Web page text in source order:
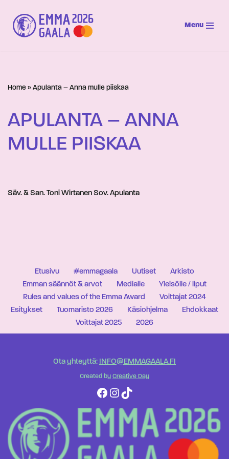
Siirry
suoraan
Menu
Home » Apulanta – Anna mulle piiskaa
APULANTA – ANNA
MULLE PIISKAA
Säv. & San. Toni Wirtanen Sov. Apulanta
Etusivu #emmagaala Uutiset
Arkisto
Emman säännöt & arvot
Medialle
Yleisölle / liput
Rules and values of the Emma Award
Voittajat 2024
Esitykset
Tuomaristo 2026 Käsiohjelma
Ehdokkaat
Voittajat 2025
2026
Ota yhteyttä: INFO@EMMAGAALA.FI
Created by Creative Day